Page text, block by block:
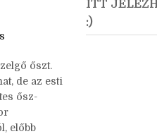
őszt.
de az esti